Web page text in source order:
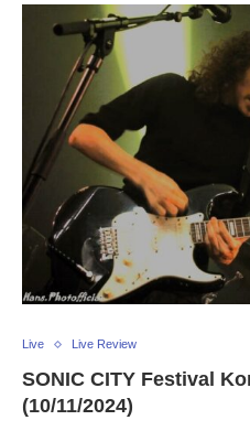
Live Live Review
SONIC CITY Festival
(10/11/2024)